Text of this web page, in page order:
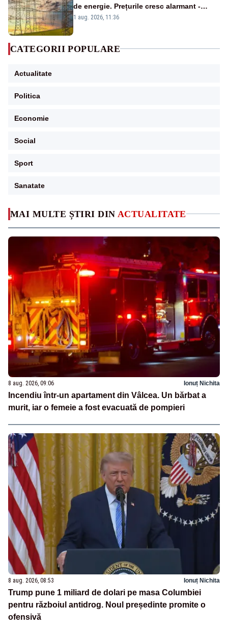
MAI MULTE ȘTIRI DIN ACTUALITATE
8 aug. 2026, 09:06 Ionuț Nichita
Incendiu într-un apartament din Vâlcea. Un bărbat a
murit, iar o femeie a fost evacuată de pompieri
8 aug. 2026, 08:53 Ionuț Nichita
Trump pune 1 miliard de dolari pe masa Columbiei
pentru războiul antidrog. Noul președinte promite o
ofensivă
de energie. Prețurile cresc alarmant -
Analiză Realitatea Plus
1 aug. 2026, 11:36
CATEGORII POPULARE
Actualitate
Politica
Economie
Social
Sport
Sanatate